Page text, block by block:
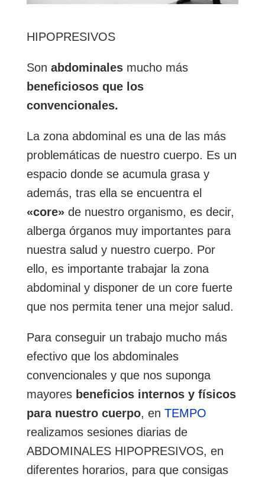
HIPOPRESIVOS
Son abdominalesmucho más
beneficiosos que los
convencionales.
La zona abdominal es una de las más
problemáticas de nuestro cuerpo. Es un
espacio donde se acumula grasa y
además, tras ella se encuentra el
«core»de nuestro organismo, es decir,
alberga órganos muy importantes para
nuestra salud y nuestro cuerpo. Por
ello, es importante trabajar la zona
abdominal y disponer de un core fuerte
que nos permita tener una mejor salud.
Para conseguir un trabajo mucho más
efectivo que los abdominales
convencionales y que nos suponga
mayores beneficios internos y físicos
para nuestro cuerpo, en TEMPO
realizamos sesiones diarias de
ABDOMINALES HIPOPRESIVOS, en
diferentes horarios, para que consigas